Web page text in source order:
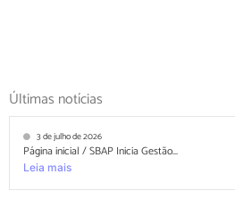
Últimas notícias
3 de julho de 2026
Página inicial / SBAP Inicia Gestão...
Leia mais